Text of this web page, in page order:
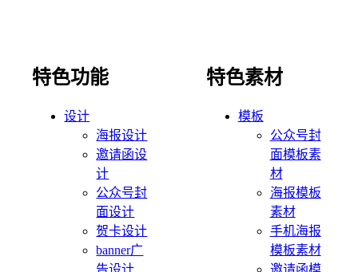
特色功能
设计
海报设计
邀请函设
计
公众号封
面设计
贺卡设计
banner广
告设计
特色素材
模板
公众号封
面模板素
材
海报模板
素材
手机海报
模板素材
邀请函模